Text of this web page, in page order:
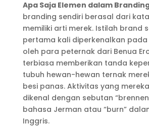
Apa Saja Elemen dalam
branding sendiri berasal dari
memiliki arti merek. Istilah brand
pertama kali diperkenalkan pada
oleh para peternak dari Benua
terbiasa memberikan tanda
tubuh hewan-hewan ternak
besi panas. Aktivitas yang
dikenal dengan sebutan
bahasa Jerman atau “burn”
Inggris.